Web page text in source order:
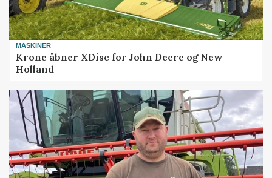
MASKINER
Krone åbner XDisc for John Deere og New
Holland